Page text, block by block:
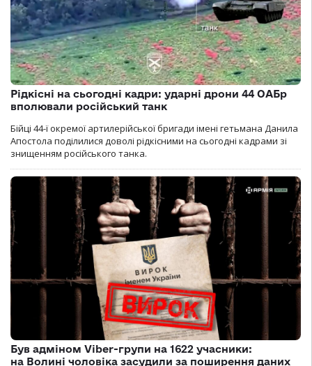
Рідкісні на сьогодні кадри: ударні дрони 44 ОАБр
вполювали російський танк
Бійці 44-ї окремої артилерійської бригади імені гетьмана Данила
Апостола поділилися доволі рідкісними на сьогодні кадрами зі
знищенням російського танка.
Був адміном Viber-групи на 1622 учасники:
на Волині чоловіка засудили за поширення даних